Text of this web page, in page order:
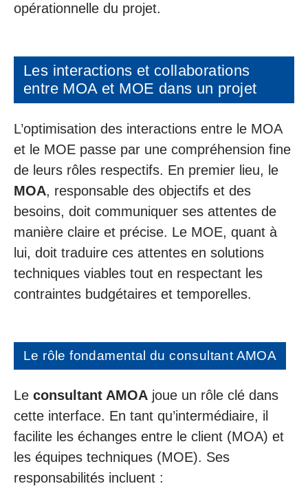
opérationnelle du projet.
Les interactions et collaborations
entre MOA et MOE dans un projet
L’optimisation des interactions entre le MOA
et le MOE passe par une compréhension fine
de leurs rôles respectifs. En premier lieu, le
MOA, responsable des objectifs et des
besoins, doit communiquer ses attentes de
manière claire et précise. Le MOE, quant à
lui, doit traduire ces attentes en solutions
techniques viables tout en respectant les
contraintes budgétaires et temporelles.
Le rôle fondamental du consultant AMOA
Le consultant AMOA joue un rôle clé dans
cette interface. En tant qu’intermédiaire, il
facilite les échanges entre le client (MOA) et
les équipes techniques (MOE). Ses
responsabilités incluent :